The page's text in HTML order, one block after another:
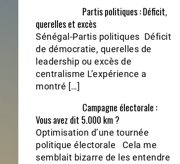
Partis politiques : Déficit,
querelles et excès
Sénégal-Partis politiques Déficit
de démocratie, querelles de
leadership ou excès de
centralisme L’expérience a
montré […]
Campagne électorale :
Vous avez dit 5.000 km ?
Optimisation d’une tournée
politique électorale Cela me
semblait bizarre de les entendre